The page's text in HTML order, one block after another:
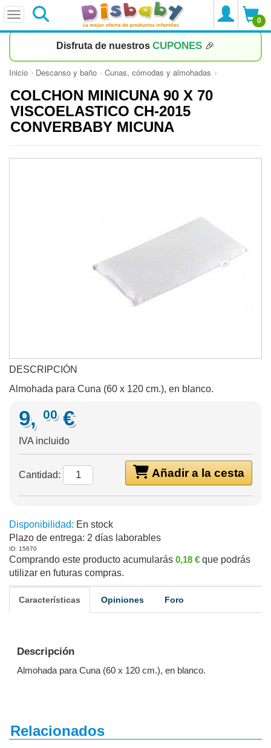
0
Disfruta de nuestros CUPONES 🎉
Inicio Descanso y baño Cunas, cómodas y almohadas
COLCHON MINICUNA 90 X 70
VISCOELASTICO CH-2015
CONVERBABY MICUNA
DESCRIPCIÓN
Almohada para Cuna (60 x 120 cm.), en blanco.
9, 00 €
IVA incluido
Añadir a la cesta
Cantidad:
Disponibilidad: En stock
Plazo de entrega: 2 días laborables
ID: 15670
Comprando este producto acumularás 0,18 € que podrás
utilizar en futuras compras.
Características Opiniones Foro
Descripción
Almohada para Cuna (60 x 120 cm.), en blanco.
Relacionados